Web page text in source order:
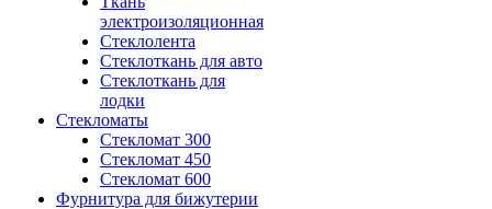
электроизоляционная
Стеклолента
Стеклоткань для авто
Стеклоткань для
лодки
Стекломаты
Стекломат 300
Стекломат 450
Стекломат 600
Фурнитура для бижутерии